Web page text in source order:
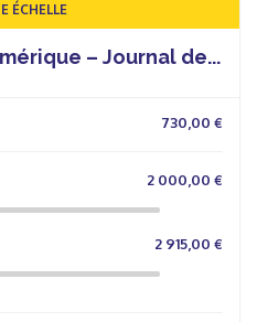
ÉCHELLE
– Journal de...
730,00 €
2 000,00 €
2 915,00 €